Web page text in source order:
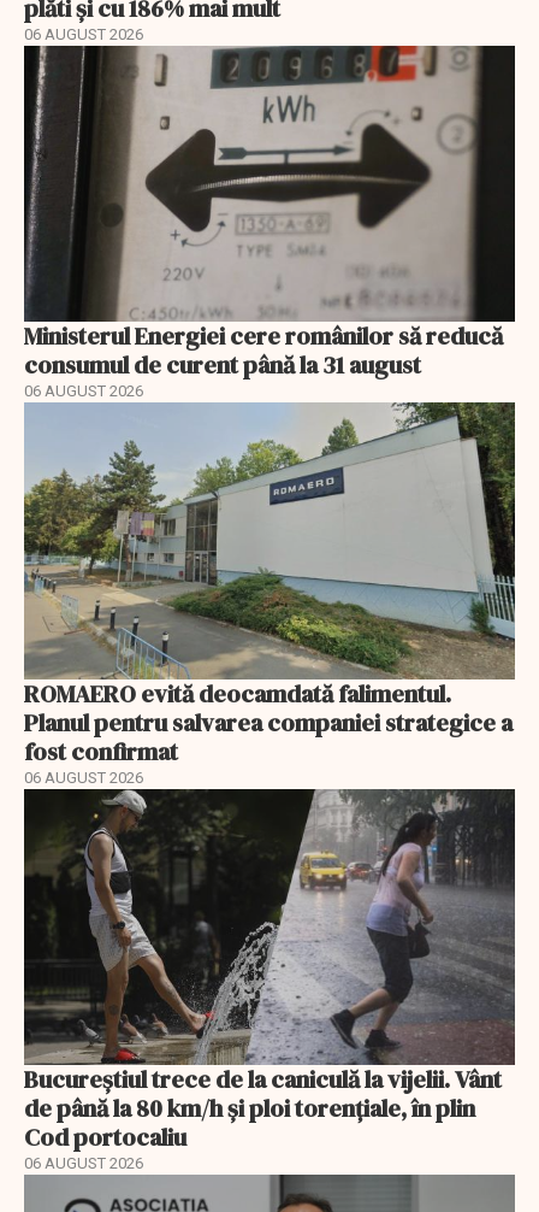
plăti și cu 186% mai mult
06 AUGUST 2026
Ministerul Energiei cere românilor să reducă
consumul de curent până la 31 august
06 AUGUST 2026
ROMAERO evită deocamdată falimentul.
Planul pentru salvarea companiei strategice a
fost confirmat
06 AUGUST 2026
Bucureștiul trece de la caniculă la vijelii. Vânt
de până la 80 km/h și ploi torențiale, în plin
Cod portocaliu
06 AUGUST 2026